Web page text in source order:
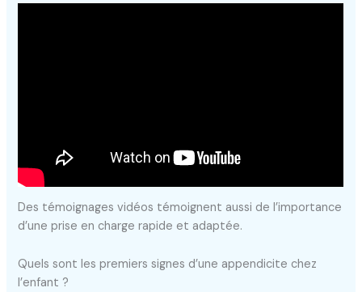
Des témoignages vidéos témoignent aussi de l’importance
d’une prise en charge rapide et adaptée.
Quels sont les premiers signes d’une appendicite chez
l’enfant ?